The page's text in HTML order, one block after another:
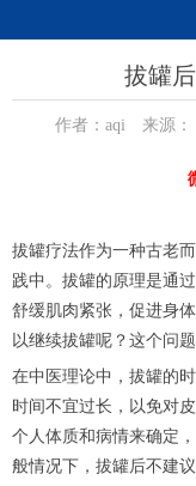
拔罐
作者：aqi 来源
拔罐疗法作为一种古老
践中。拔罐的原理是通
舒缓肌肉紧张，促进身
以继续拔罐呢？这个问
在中医理论中，拔罐的
时间不宜过长，以免对
个人体质和病情来确定
般情况下，拔罐后不建